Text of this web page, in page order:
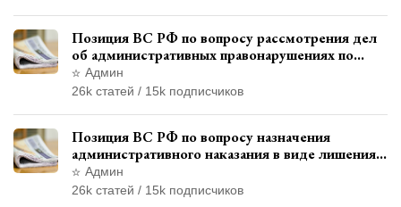
Позиция ВС РФ по вопросу рассмотрения дел
об административных правонарушениях по
месту жительства и сроков давности
привлечения к ответственности
Админ
26k статей / 15k подписчиков
Позиция ВС РФ по вопросу назначения
административного наказания в виде лишения
права управления транспортными средствами
Админ
26k статей / 15k подписчиков